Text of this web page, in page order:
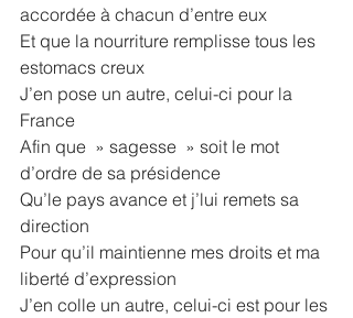
accordée à chacun d’entre eux
Et que la nourriture remplisse tous les
estomacs creux
J’en pose un autre, celui-ci pour la
France
Afin que  » sagesse  » soit le mot
d’ordre de sa présidence
Qu’le pays avance et j’lui remets sa
direction
Pour qu’il maintienne mes droits et ma
liberté d’expression
J’en colle un autre, celui-ci est pour les